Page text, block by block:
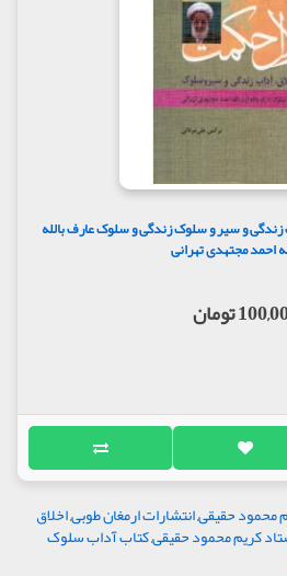
و سیر و سلوک زندگی و سلوک عارف بالله
احمد مجتهدی تهرانی
تومان
محمود حقیقی,انتشارات ارمغان طوبی,اخلاق
کریم محمود حقیقی,کتاب آداب سلوک